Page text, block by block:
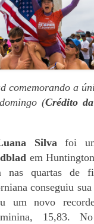
comemorando a
(Crédito
Silvafoi
em
nas quartas de
conseguiu
um novo
15,83.